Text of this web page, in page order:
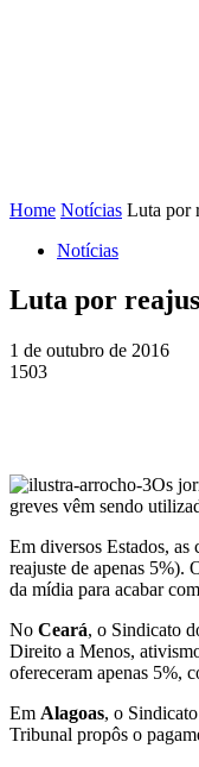
Home Notícias Luta por
Notícias
Luta por
1 de outubro de 2016
1503
Os
greves vêm sendo
Em diversos Estados, as
reajuste de apenas 5%).
da mídia para acabar
No Ceará, o Sindicato
Direito a Menos,
ofereceram apenas 5%,
Em Alagoas, o
Tribunal propôs o